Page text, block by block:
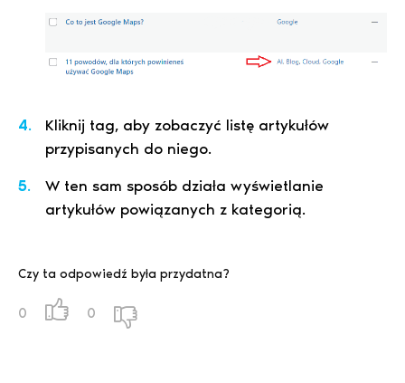
Kliknij tag, aby zobaczyć listę artykułów
przypisanych do niego.
W ten sam sposób działa wyświetlanie
artykułów powiązanych z kategorią.
Czy ta odpowiedź była przydatna?
0 0